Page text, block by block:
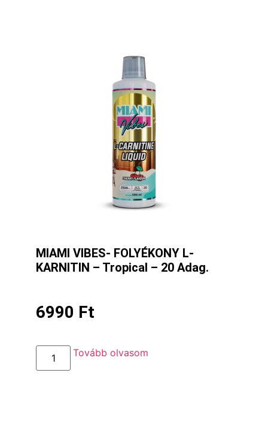
MIAMI VIBES- FOLYÉKONY L-
KARNITIN – Tropical – 20 Adag.
6990 Ft
Tovább olvasom